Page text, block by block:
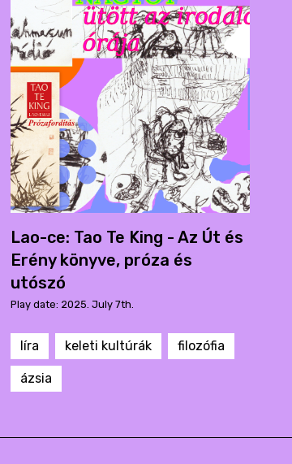
Lao-ce: Tao Te King - Az Út és
Erény könyve, próza és
utószó
Play date: 2025. July 7th.
líra keleti kultúrák filozófia
ázsia